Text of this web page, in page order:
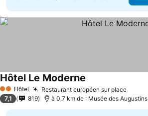
2 Étoiles
Hôtel Restaurant européen sur place
Hôtel Le Moderne
7,1 819 à 0.7 km de : Musée des Augustins